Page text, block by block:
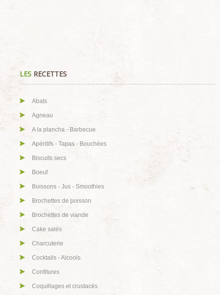
LES RECETTES
Abats
Agneau
A la plancha - Barbecue
Apéritifs - Tapas - Bouchées
Biscuits secs
Boeuf
Boissons - Jus - Smoothies
Brochettes de poisson
Brochettes de viande
Cake salés
Charcuterie
Cocktails - Alcools
Confitures
Coquillages et crustacés